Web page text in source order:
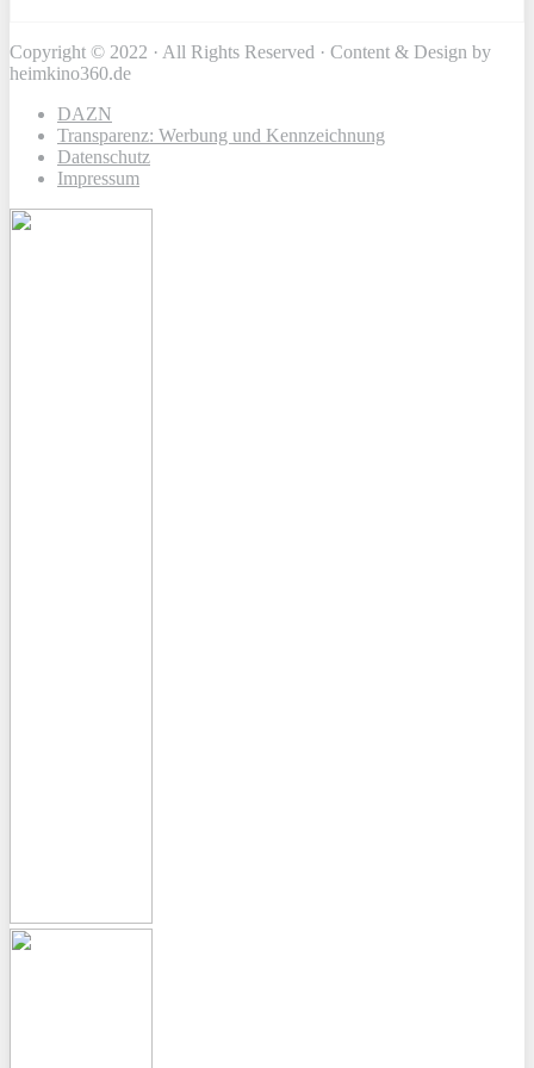
Copyright © 2022 · All Rights Reserved · Content & Design by
heimkino360.de
DAZN
Transparenz: Werbung und Kennzeichnung
Datenschutz
Impressum